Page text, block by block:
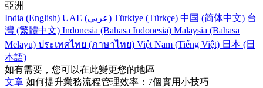
亞洲
India (English)
UAE (عربي) Türkiye (Türkçe) 中国 (简体中文) 台
灣 (繁體中文) Indonesia (Bahasa Indonesia) Malaysia (Bahasa
Melayu) ประเทศไทย (ภาษาไทย) Việt Nam (Tiếng Việt) 日本 (日
本語)
如有需要，您可以在此變更您的地區
文章 如何提升業務流程管理效率：7個實用小技巧